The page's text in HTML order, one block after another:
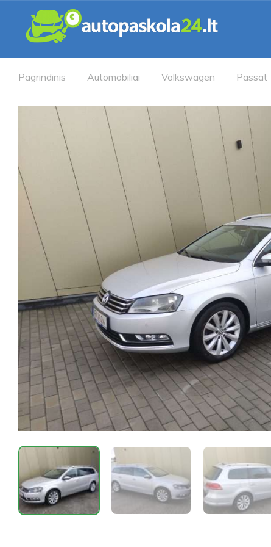
Pagrindinis Automobiliai Volkswagen Passat